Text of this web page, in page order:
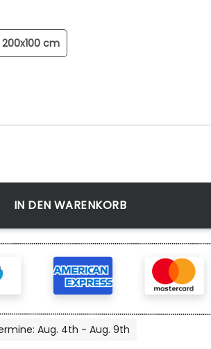
200x100 cm
Izuku 1 Wandbilder Kunstdrucke Menge
IN DEN WARENKORB
Aug. 4th - Aug. 9th